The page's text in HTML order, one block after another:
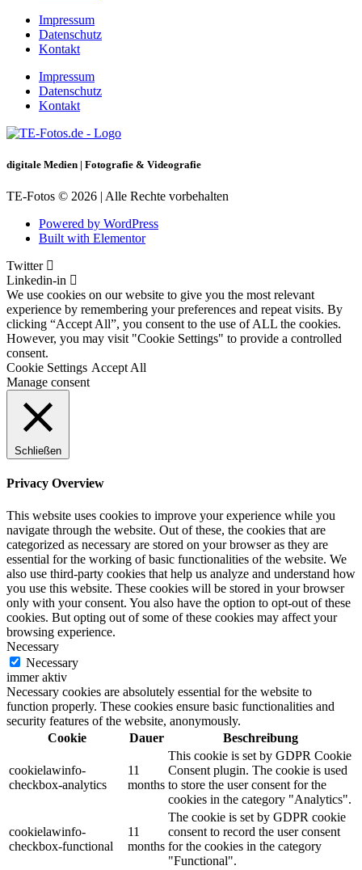
Impressum
Datenschutz
Kontakt
Impressum
Datenschutz
Kontakt
digitale Medien | Fotografie & Videografie
TE-Fotos © 2026 | Alle Rechte vorbehalten
Powered by WordPress
Built with Elementor
Twitter
Linkedin-in
We use cookies on our website to give you the most relevant
experience by remembering your preferences and repeat visits. By
clicking “Accept All”, you consent to the use of ALL the cookies.
However, you may visit "Cookie Settings" to provide a controlled
consent.
Cookie Settings Accept All
Manage consent
Schließen
Privacy Overview
This website uses cookies to improve your experience while you
navigate through the website. Out of these, the cookies that are
categorized as necessary are stored on your browser as they are
essential for the working of basic functionalities of the website. We
also use third-party cookies that help us analyze and understand how
you use this website. These cookies will be stored in your browser
only with your consent. You also have the option to opt-out of these
cookies. But opting out of some of these cookies may affect your
browsing experience.
Necessary
Necessary
immer aktiv
Necessary cookies are absolutely essential for the website to
function properly. These cookies ensure basic functionalities and
security features of the website, anonymously.
Cookie
Dauer Beschreibung
cookielawinfo-
checkbox-analytics
11
months
This cookie is set by GDPR Cookie
Consent plugin. The cookie is used
to store the user consent for the
cookies in the category "Analytics".
cookielawinfo-
checkbox-functional
11
months
The cookie is set by GDPR cookie
consent to record the user consent
for the cookies in the category
"Functional".